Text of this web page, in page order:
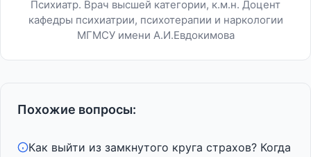
Психиатр. Врач высшей категории, к.м.н. Доцент
кафедры психиатрии, психотерапии и наркологии
МГМСУ имени А.И.Евдокимова
Похожие вопросы:
Как выйти из замкнутого круга страхов? Когда